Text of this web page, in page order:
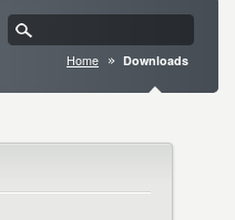
Home Downloads